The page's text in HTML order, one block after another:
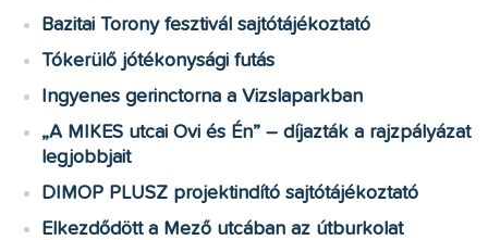
Bazitai Torony fesztivál sajtótájékoztató
Tókerülő jótékonysági futás
Ingyenes gerinctorna a Vizslaparkban
„A MIKES utcai Ovi és Én” – díjazták a rajzpályázat
legjobbjait
DIMOP PLUSZ projektindító sajtótájékoztató
Elkezdődött a Mező utcában az útburkolat